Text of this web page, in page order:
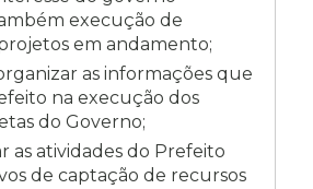
execução de
em andamento;
as informações que
na execução dos
do Governo;
as atividades do Prefeito
de captação de recursos